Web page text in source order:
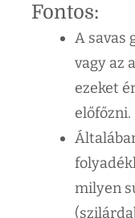
Fontos:
A savas
vagy az
ezeket
előfőzni.
milyen